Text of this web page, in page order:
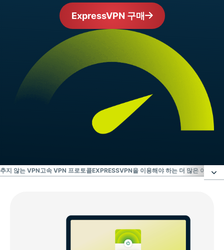
ExpressVPN 구매
지 않는 VPN고속 VPN 프로토콜EXPRESSVPN을 이용해야 하는 더 많은 이유 4
ExpressVPN으로 더욱 빠르게 스트리밍하세요